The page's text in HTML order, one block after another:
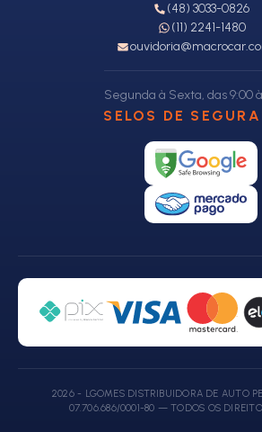
(48) 3033-0826
(11) 2241-1480
Segunda à Sexta, das 9:00
SELOS DE
2026 - LGOMES DISTRIBUIDORA DE AUTO
07.706.686/0001-80 — TODOS OS